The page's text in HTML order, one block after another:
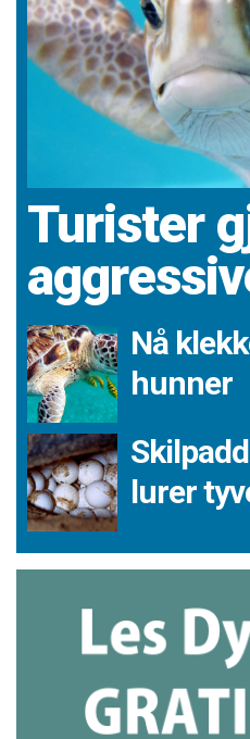
Turister
Nå
hunner
lurer